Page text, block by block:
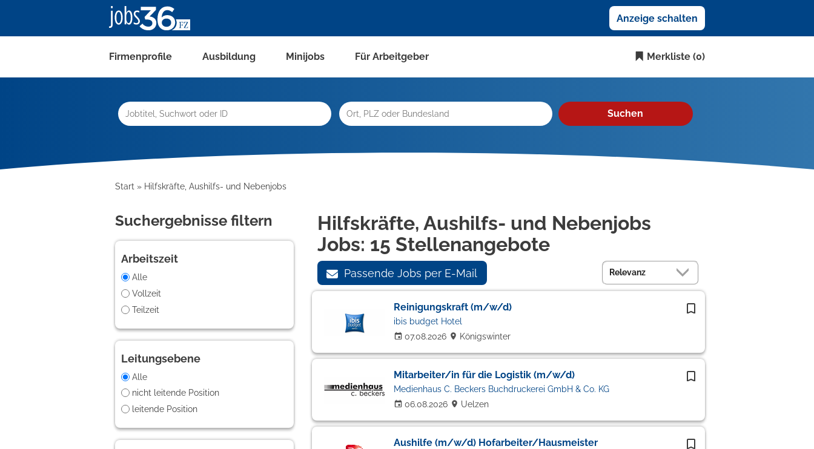
Anzeige schalten
Firmenprofile Ausbildung Minijobs Für Arbeitgeber Merkliste (0)
Suchen
Start Hilfskräfte, Aushilfs- und Nebenjobs
Suchergebnisse filtern
Arbeitszeit
Alle
Vollzeit
Teilzeit
Leitungsebene
Alle
nicht leitende Position
leitende Position
Hilfskräfte, Aushilfs- und Nebenjobs
Jobs: 15 Stellenangebote
Passende Jobs per E-Mail
Reinigungskraft (m/w/d)
07.08.2026
ibis budget Hotel
Königswinter
Mitarbeiter/in für die Logistik (m/w/d)
06.08.2026
Medienhaus C. Beckers Buchdruckerei GmbH & Co. KG
Uelzen
Aushilfe (m/w/d) Hofarbeiter/Hausmeister